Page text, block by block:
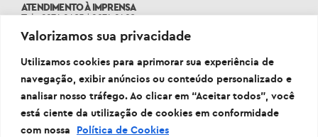
Valorizamos sua privacidade
Utilizamos cookies para aprimorar sua experiência de
navegação, exibir anúncios ou conteúdo personalizado e
analisar nosso tráfego. Ao clicar em “Aceitar todos”, você
está ciente da utilização de cookies em conformidade
com nossa
Política de Cookies
ATENDIMENTO À IMPRENSA
Tels: 2976-2485 | 2976-2498
assessoriasme@rioeduca.net